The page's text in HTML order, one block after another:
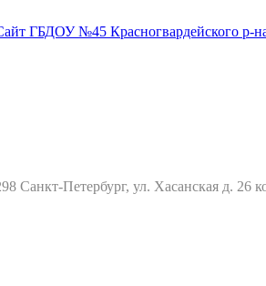
Санкт-Петербург, ул. Хасанская д. 26